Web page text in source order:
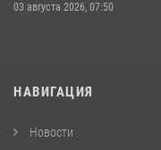
03 августа 2026, 07:50
НАВИГАЦИЯ
Новости